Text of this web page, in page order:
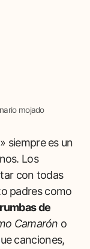
mojado
siempre es un
Los
con todas
padres como
de
Camarón o
canciones,